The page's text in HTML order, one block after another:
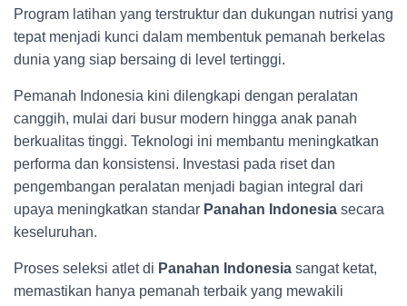
Program latihan yang terstruktur dan dukungan nutrisi yang
tepat menjadi kunci dalam membentuk pemanah berkelas
dunia yang siap bersaing di level tertinggi.
Pemanah Indonesia kini dilengkapi dengan peralatan
canggih, mulai dari busur modern hingga anak panah
berkualitas tinggi. Teknologi ini membantu meningkatkan
performa dan konsistensi. Investasi pada riset dan
pengembangan peralatan menjadi bagian integral dari
upaya meningkatkan standar Panahan Indonesia secara
keseluruhan.
Proses seleksi atlet di Panahan Indonesia sangat ketat,
memastikan hanya pemanah terbaik yang mewakili